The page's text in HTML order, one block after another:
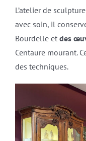
L’atelier de
avec soin, il
Bourdelle et des
Centaure mourant.
des techniques.